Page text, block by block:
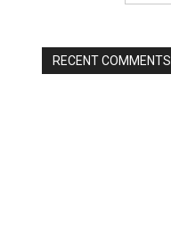
RECENT COMMENTS